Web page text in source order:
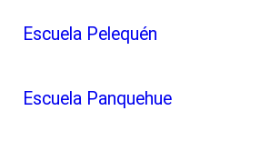
Escuela Pelequén
Escuela Panquehue